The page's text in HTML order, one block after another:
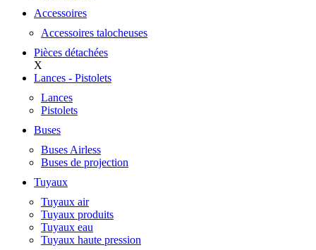
Accessoires
Accessoires talocheuses
Pièces détachées
X
Lances - Pistolets
Lances
Pistolets
Buses
Buses Airless
Buses de projection
Tuyaux
Tuyaux air
Tuyaux produits
Tuyaux eau
Tuyaux haute pression